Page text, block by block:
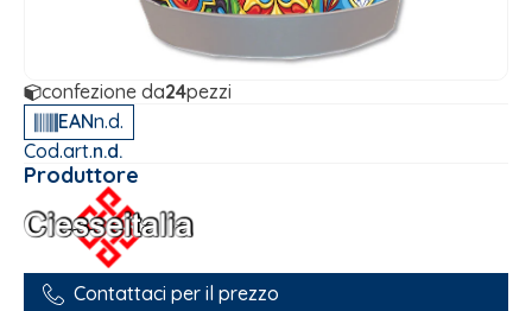
confezione da24pezzi
EANn.d.
Cod.art.n.d.
Produttore
Contattaci per il prezzo